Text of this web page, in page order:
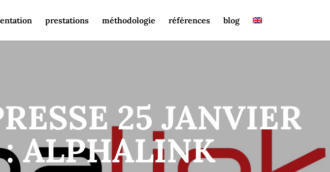
prestations méthodologie références blog
25 JANVIER
ALPHALINK